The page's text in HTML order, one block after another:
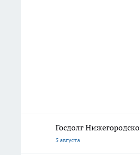
Госдолг
5 августа